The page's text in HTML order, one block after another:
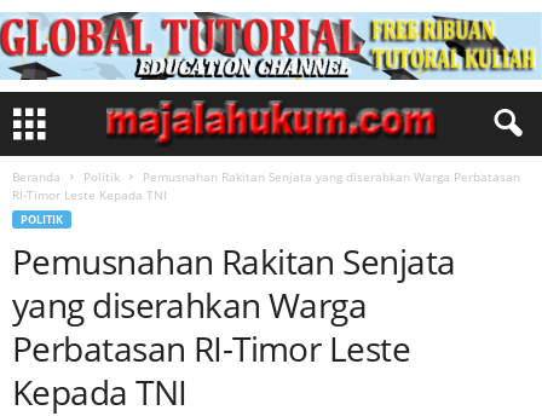
Beranda Politik
Pemusnahan Rakitan Senjata yang diserahkan Warga Perbatasan
RI-Timor Leste Kepada TNI
POLITIK
Pemusnahan Rakitan Senjata
yang diserahkan Warga
Perbatasan RI-Timor Leste
Kepada TNI